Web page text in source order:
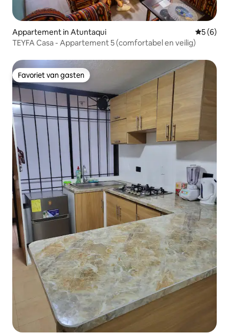
Appartement in Atuntaqui
5 (6)
TEYFA Casa - Appartement 5 (comfortabel en veilig)
Favoriet van gasten
Favoriet van gasten